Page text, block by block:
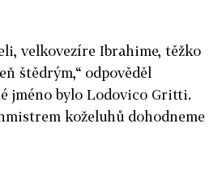
velkovezíre Ibrahime, těžko
štědrým,“ odpověděl
jméno bylo Lodovico Gritti.
koželuhů dohodneme